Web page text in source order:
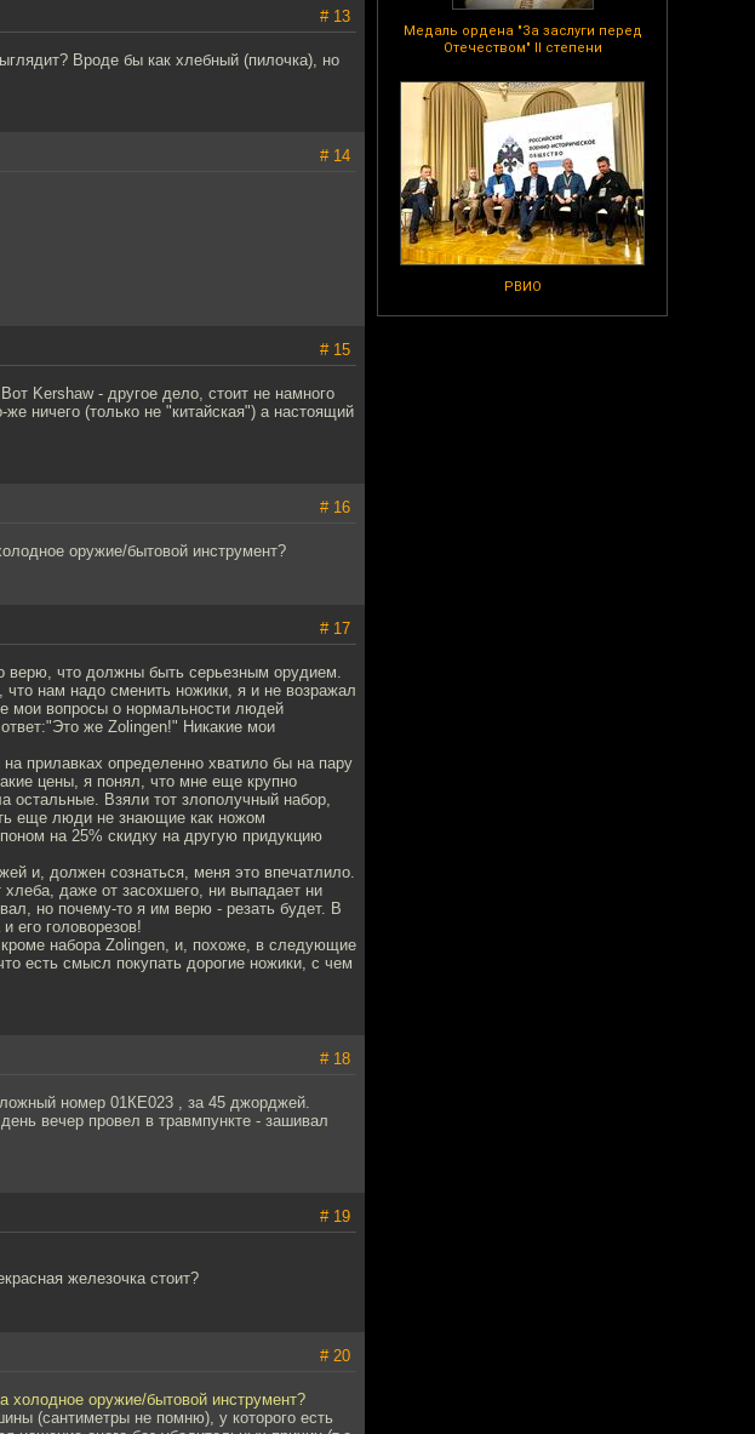
Медаль ордена "За заслуги перед
Отечеством" II степени
РВИО
# 13
Вроде бы как хлебный (пилочка), но
# 14
# 15
Kershaw - другое дело, стоит не намного
ничего (только не "китайская") а настоящий
# 16
оружие/бытовой инструмент?
# 17
верю, что должны быть серьезным орудием.
нам надо сменить ножики, я и не возражал
мои вопросы о нормальности людей
же Zolingen!" Никакие мои
прилавках определенно хватило бы на пару
цены, я понял, что мне еще крупно
остальные. Взяли тот злополучный набор,
еще люди не знающие как ножом
на 25% скидку на другую придукцию
и, должен сознаться, меня это впечатлило.
хлеба, даже от засохшего, ни выпадает ни
но почему-то я им верю - резать будет. В
его головорезов!
набора Zolingen, и, похоже, в следующие
есть смысл покупать дорогие ножики, с чем
# 18
номер 01КЕ023 , за 45 джорджей.
вечер провел в травмпункте - зашивал
# 19
железочка стоит?
# 20
оружие/бытовой инструмент?
(сантиметры не помню), у которого есть